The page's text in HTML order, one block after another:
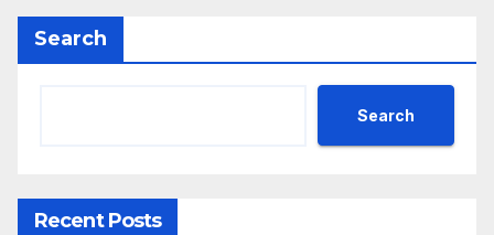
Search
Search
Recent Posts